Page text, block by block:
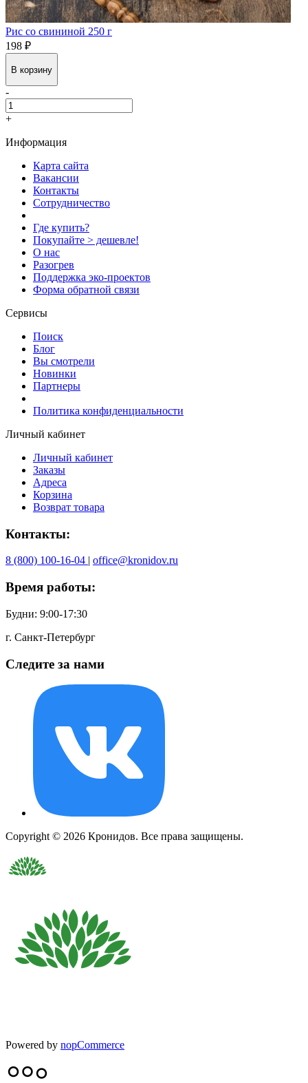
Рис со свининой 250 г
198 ₽
В корзину
-
+
Информация
Карта сайта
Вакансии
Контакты
Сотрудничество
Где купить?
Покупайте > дешевле!
О нас
Разогрев
Поддержка эко-проектов
Форма обратной связи
Сервисы
Поиск
Блог
Вы смотрели
Новинки
Партнеры
Политика конфиденциальности
Личный кабинет
Личный кабинет
Заказы
Адреса
Корзина
Возврат товара
Контакты:
8 (800) 100-16-04 | office@kronidov.ru
Время работы:
Будни: 9:00-17:30
г. Санкт-Петербург
Следите за нами
Copyright © 2026 Кронидов. Все права защищены.
Powered by nopCommerce